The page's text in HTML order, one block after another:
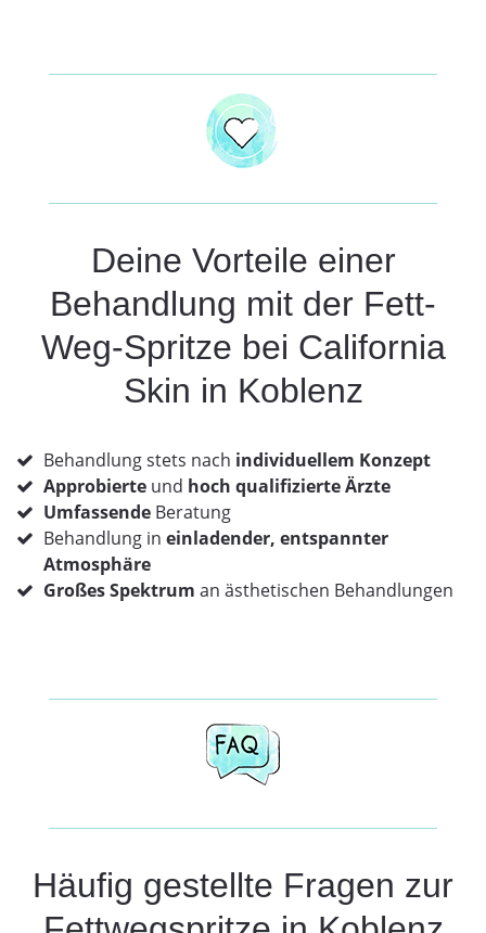
Deine Vorteile einer
Behandlung mit der Fett-
Weg-Spritze bei California
Skin in Koblenz
Behandlung stets nach individuellem Konzept
Approbierte und hoch qualifizierte Ärzte
Umfassende Beratung
Behandlung in einladender, entspannter
Atmosphäre
Großes Spektrum an ästhetischen Behandlungen
Häufig gestellte Fragen zur